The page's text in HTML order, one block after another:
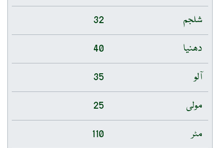
شلجم
32
دھنیا
40
آلو
35
مولی
25
مٹر
110